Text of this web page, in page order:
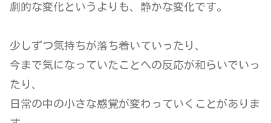
劇的な変化というよりも、静かな変化です。
少しずつ気持ちが落ち着いていったり、
今まで気になっていたことへの反応が和らいでいっ
たり、
日常の中の小さな感覚が変わっていくことがありま